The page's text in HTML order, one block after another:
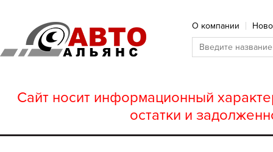
О компании
Сайт носит информационный
остатки и